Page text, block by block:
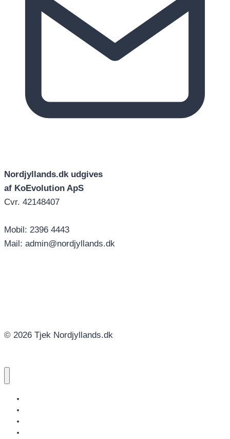
Nordjyllands.dk udgives
af KoEvolution ApS
Cvr. 42148407
Mobil: 2396 4443
Mail: admin@nordjyllands.dk
© 2026 Tjek Nordjyllands.dk